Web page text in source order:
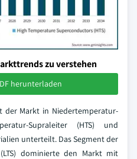
zu verstehen
herunterladen
der Markt in Niedertemperatur-
Supraleiter (HTS) und
unterteilt. Das Segment der
dominierte den Markt mit